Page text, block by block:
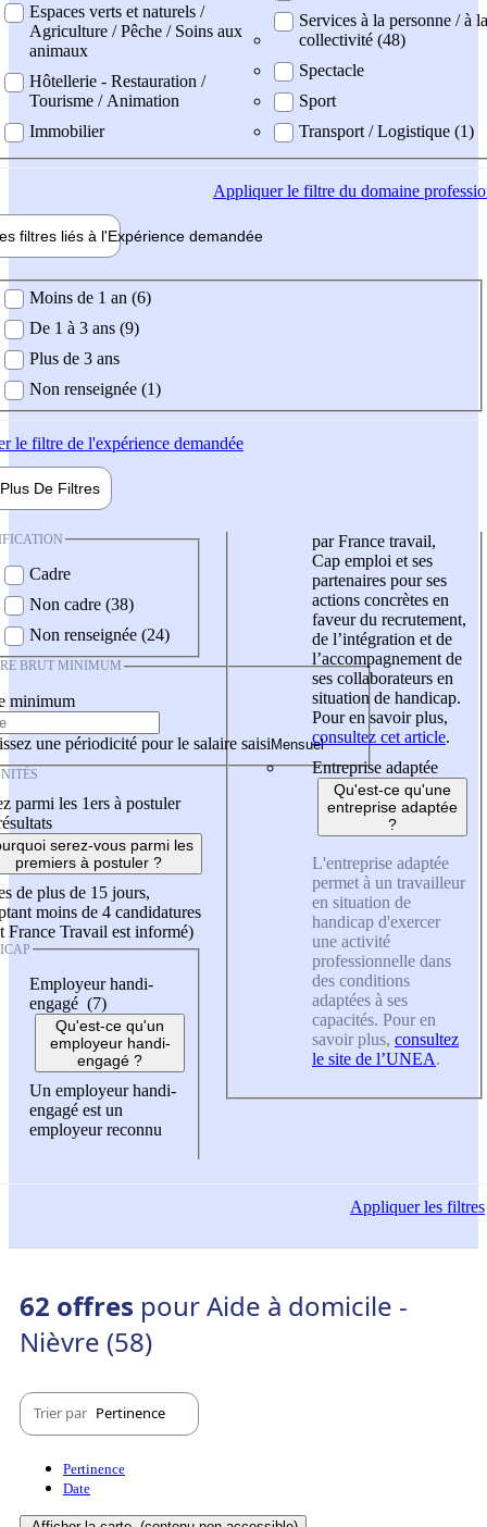
Espaces verts et naturels /
Agriculture / Pêche / Soins aux
animaux
Hôtellerie - Restauration /
Tourisme / Animation
Immobilier
Services à la personne / à la
collectivité (48)
Spectacle
Sport
Transport / Logistique (1)
Appliquerle filtre du domaine
filtres liés à l'Expérience demandée
demandée
Moins de 1 an (6)
De 1 à 3 ans (9)
Plus de 3 ans
Non renseignée (1)
le filtre de l'expérience demandée
Plus De Filtres
Cadre
Non cadre (38)
Non renseignée (24)
BRUT MINIMUM
minimum
une périodicité pour le salaire saisi
parmi les 1ers à postuler
serez-vous parmi les
premiers à postuler ?
de plus de 15 jours,
moins de 4 candidatures
France Travail est informé)
Employeur handi-
engagé (7)
Qu'est-ce qu'un
employeur handi-
engagé ?
Un employeur handi-
engagé est un
employeur reconnu
par France travail,
Cap emploi et ses
partenaires pour ses
actions concrètes en
faveur du recrutement,
de l’intégration et de
l’accompagnement de
ses collaborateurs en
situation de handicap.
Pour en savoir plus,
consultez cet article.
Entreprise adaptée
Qu'est-ce qu'une
entreprise adaptée
?
L'entreprise adaptée
permet à un travailleur
en situation de
handicap d'exercer
une activité
professionnelle dans
des conditions
adaptées à ses
capacités. Pour en
savoir plus, consultez
le site de l’UNEA.
Appliquerles filtres
62 offres pour Aide à domicile -
Nièvre (58)
Trier par Pertinence
Pertinence
Date